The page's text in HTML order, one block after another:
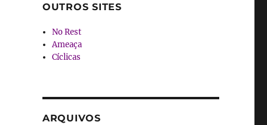
OUTROS SITES
No Rest
Ameaça
Cíclicas
ARQUIVOS